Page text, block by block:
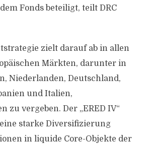
Fonds beteiligt, teilt DRC
zielt darauf ab in allen
Märkten, darunter in
Niederlanden, Deutschland,
und Italien,
zu vergeben. Der „ERED IV“
starke Diversifizierung
in liquide Core-Objekte der